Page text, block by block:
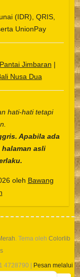
(IDR), QRIS,
UnionPay
Jimbaran |
Nusa Dua
hati-hati tetapi
Apabila ada
asli
oleh Bawang
. Tema oleh Colorlib
4728790 |
Pesan melalui
English (UK)
体中文
繁體中文
Français
本語
국어